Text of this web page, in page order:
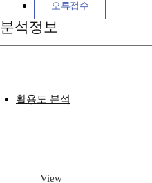
오류접수
분석정보
활용도 분석
View